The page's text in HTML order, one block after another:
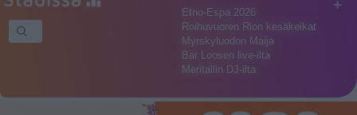
+
Etno-Espa 2026
Roihuvuoren Rion kesäkeikat
Myrskyluodon Maija
Bar Loosen live-ilta
Meritallin DJ-ilta